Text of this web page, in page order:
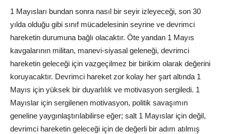
1 Mayısları bundan sonra nasıl bir seyir izleyeceği, son 30
yılda olduğu gibi sınıf mücadelesinin seyrine ve devrimci
hareketin durumuna bağlı olacaktır. Öte yandan 1 Mayıs
kavgalarının militan, manevi-siyasal geleneği, devrimci
hareketin geleceği için vazgeçilmez bir birikim olarak değerini
koruyacaktır. Devrimci hareket zor kolay her şart altında 1
Mayıs için yüksek bir duyarlılık ve motivasyon sergiledi. 1
Mayıslar için sergilenen motivasyon, politik savaşımın
geneline yaygınlaştırılabilirse eğer; salt 1 Mayıslar için değil,
devrimci hareketin geleceği için de değerli bir adım atılmış